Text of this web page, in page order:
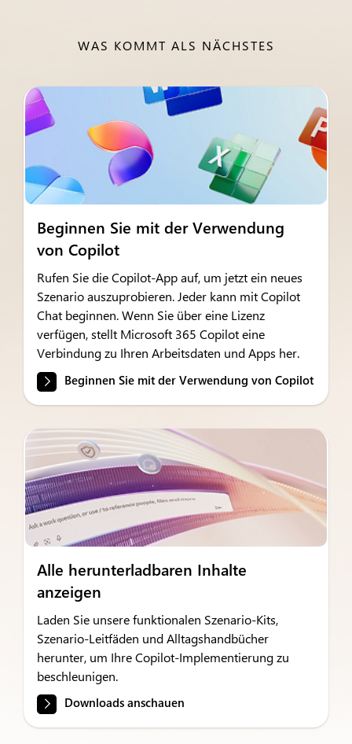
WAS KOMMT ALS NÄCHSTES
Beginnen Sie mit der Verwendung
von Copilot
Rufen Sie die Copilot-App auf, um jetzt ein neues
Szenario auszuprobieren. Jeder kann mit Copilot
Chat beginnen. Wenn Sie über eine Lizenz
verfügen, stellt Microsoft 365 Copilot eine
Verbindung zu Ihren Arbeitsdaten und Apps her.
Beginnen Sie mit der Verwendung von Copilot
Alle herunterladbaren Inhalte
anzeigen
Laden Sie unsere funktionalen Szenario-Kits,
Szenario-Leitfäden und Alltagshandbücher
herunter, um Ihre Copilot-Implementierung zu
beschleunigen.
Downloads anschauen